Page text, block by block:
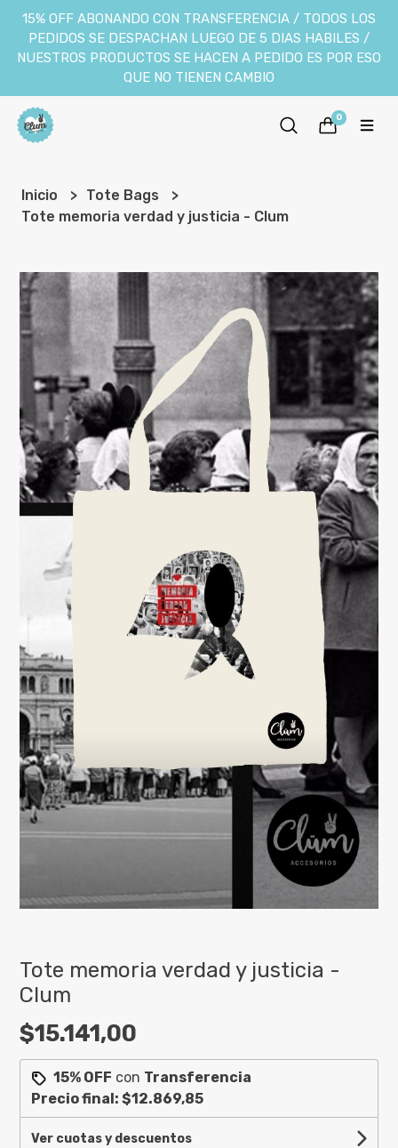
15% OFF ABONANDO CON TRANSFERENCIA / TODOS LOS
PEDIDOS SE DESPACHAN LUEGO DE 5 DIAS HABILES /
NUESTROS PRODUCTOS SE HACEN A PEDIDO ES POR ESO
QUE NO TIENEN CAMBIO
0
Inicio
Tote Bags
Tote memoria verdad y justicia - Clum
Tote memoria verdad y justicia -
Clum
$15.141,00
15% OFF con Transferencia
Precio final:$12.869,85
Ver cuotas y descuentos